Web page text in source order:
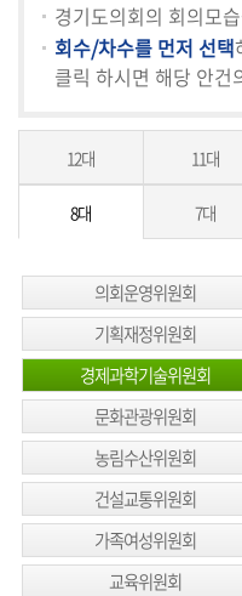
상
회
송
방
송
정
생
경기도의회의 회의모
회수/차수를 먼저 선택
클릭 하시면 해당 안건
12대 11대
8대 7대
의회운영위원회
기획재정위원회
경제과학기술위원회
문화관광위원회
농림수산위원회
건설교통위원회
가족여성위원회
교육위원회